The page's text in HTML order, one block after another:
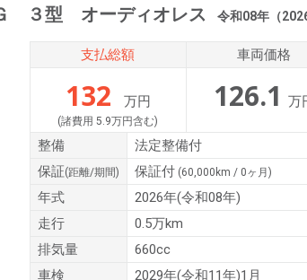
３型 オーディオレス 令和08年（
支払総額
132 万円
(諸費用 5.9万円含む)
車両価格
126.1 万
整備
法定整備付
保証(距離/期間) 保証付(60,000km / 0ヶ月)
年式
2026年(令和08年)
走行
0.5万km
排気量
660cc
車検
2029年(令和11年)1月